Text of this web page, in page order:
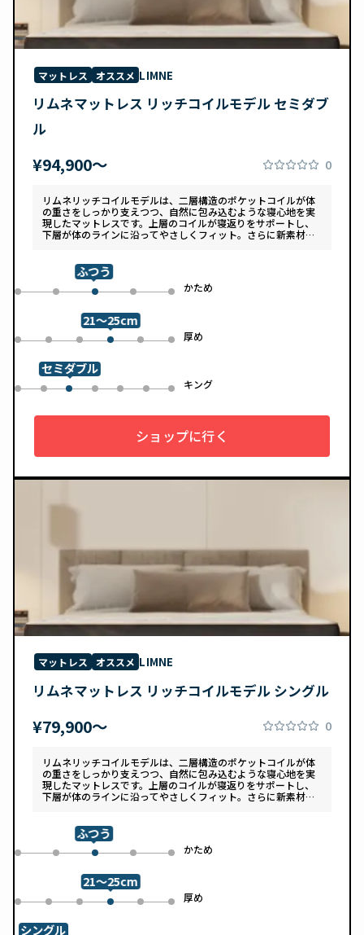
マットレス オススメ LIMNE
リムネマットレス リッチコイルモデル セミダブ
ル
¥94,900〜 0
リムネリッチコイルモデルは、二層構造のポケットコイルが体
の重さをしっかり支えつつ、自然に包み込むような寝心地を実
現したマットレスです。上層のコイルが寝返りをサポートし、
下層が体のラインに沿ってやさしくフィット。さらに新素材
ンで、カバーは自宅で洗濯可能。清潔さと快適さの両方を追求
した一枚です。
0 1 2
ふつう
3 かため
4
0 1 2 3
21～25cm
4 厚め
5
0 1 2
セミダブル
3 4 5 キング
6
ショップに行く
マットレス オススメ LIMNE
リムネマットレス リッチコイルモデル シングル
¥79,900〜 0
リムネリッチコイルモデルは、二層構造のポケットコイルが体
の重さをしっかり支えつつ、自然に包み込むような寝心地を実
現したマットレスです。上層のコイルが寝返りをサポートし、
下層が体のラインに沿ってやさしくフィット。さらに新素材
ンで、カバーは自宅で洗濯可能。清潔さと快適さの両方を追求
した一枚です。
0 1 2
ふつう
3 かため
4
0 1 2 3
21～25cm
4 厚め
5
シングル